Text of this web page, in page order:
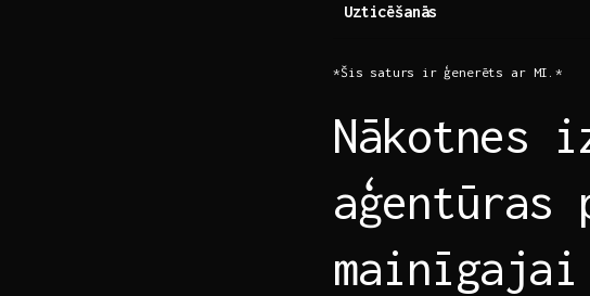
Uzticēšanās
*Šis saturs ir ⁢ģenerēts ar MI.*
Nākotnes
aģentūras